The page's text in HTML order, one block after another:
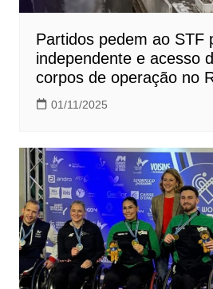
Partidos pedem ao STF
independente e acesso
corpos de operação no
01/11/2025